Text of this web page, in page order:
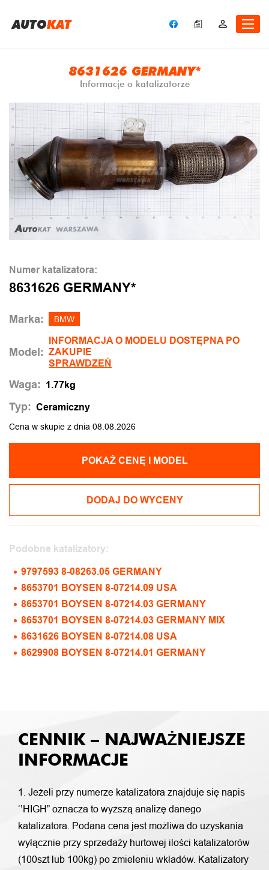
AUTOKAT
8631626 GERMANY*
Informacje o katalizatorze
Numer katalizatora:
8631626 GERMANY*
Marka: BMW
Model:
INFORMACJA O MODELU DOSTĘPNA PO
ZAKUPIE
SPRAWDZEŃ
Waga: 1.77kg
Typ: Ceramiczny
Cena w skupie z dnia 08.08.2026
POKAŻ CENĘ I MODEL
DODAJ DO WYCENY
Podobne katalizatory:
9797593 8-08263.05 GERMANY
8653701 BOYSEN 8-07214.09 USA
8653701 BOYSEN 8-07214.03 GERMANY
8653701 BOYSEN 8-07214.03 GERMANY MIX
8631626 BOYSEN 8-07214.08 USA
8629908 BOYSEN 8-07214.01 GERMANY
CENNIK – NAJWAŻNIEJSZE
INFORMACJE
1. Jeżeli przy numerze katalizatora znajduje się napis
‘’HIGH” oznacza to wyższą analizę danego
katalizatora. Podana cena jest możliwa do uzyskania
wyłącznie przy sprzedaży hurtowej ilości katalizatorów
(100szt lub 100kg) po zmieleniu wkładów. Katalizatory